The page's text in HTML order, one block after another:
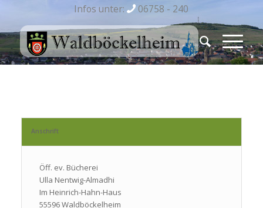
Infos unter: 06758 - 240
Anschrift
Öff. ev. Bücherei
Ulla Nentwig-Almadhi
Im Heinrich-Hahn-​Haus
55596 Waldböckelheim